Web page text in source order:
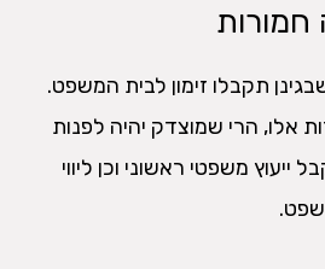
חמורות
תקבלו זימון לבית המשפט.
אלו, הרי שמוצדק יהיה לפנות
ייעוץ משפטי ראשוני וכן ליווי